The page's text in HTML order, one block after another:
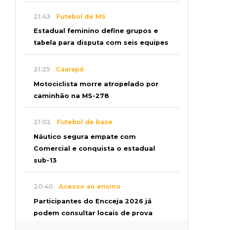
21:43 Futebol de MS
Estadual feminino define grupos e
tabela para disputa com seis equipes
21:25 Caarapó
Motociclista morre atropelado por
caminhão na MS-278
21:02 Futebol de base
Náutico segura empate com
Comercial e conquista o estadual
sub-13
20:40 Acesso ao ensino
Participantes do Encceja 2026 já
podem consultar locais de prova